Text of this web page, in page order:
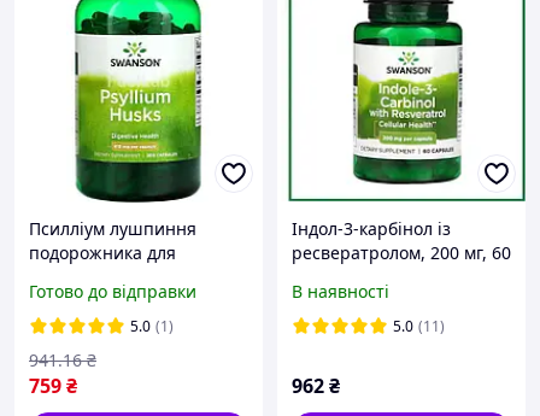
Псилліум лушпиння
подорожника для
Swanson Psyllium Husks
610mg 300 капсул
Готово до відправки
5.0 (1)
759₴
941.16 ₴
Індол-3-карбінол із
ресвератролом, 200 мг, 60
В наявності
5.0 (11)
962₴